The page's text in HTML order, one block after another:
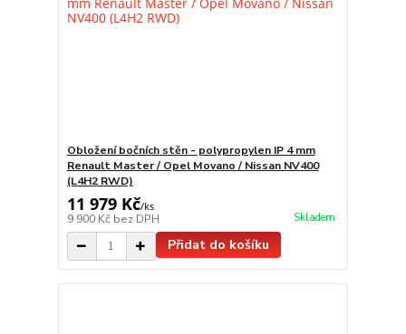
Obložení bočních stěn - polypropylen IP 4 mm
Renault Master / Opel Movano / Nissan NV400
(L4H2 RWD)
11 979 Kč/ks
9 900 Kč bez DPH Skladem
Přidat do košíku